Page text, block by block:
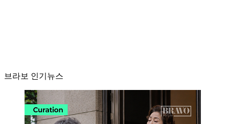
브라보 인기뉴스